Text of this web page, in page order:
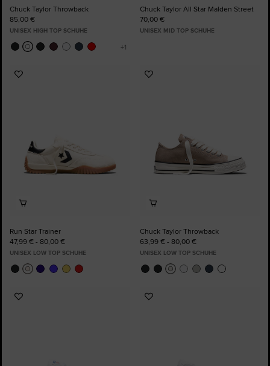
Chuck Taylor Throwback
85,00 €
UNISEX HIGH TOP SCHUHE
Chuck Taylor All Star Malden Street
70,00 €
UNISEX MID TOP SCHUHE
Zu
Run Star Trainer
47,99 € - 80,00 €
UNISEX LOW TOP SCHUHE
Zu
Chuck Taylor Throwback
63,99 € - 80,00 €
UNISEX LOW TOP SCHUHE
Zu
Zu